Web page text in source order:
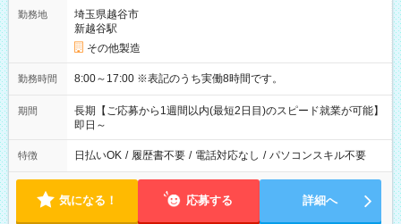
勤務地
埼玉県越谷市
新越谷駅
その他製造
勤務時間 8:00～17:00 ※表記のうち実働8時間です。
期間
長期【ご応募から1週間以内(最短2日目)のスピード就業が可能】
即日～
特徴 日払いOK / 履歴書不要 / 電話対応なし / パソコンスキル不要
気になる！ 応募する 詳細へ